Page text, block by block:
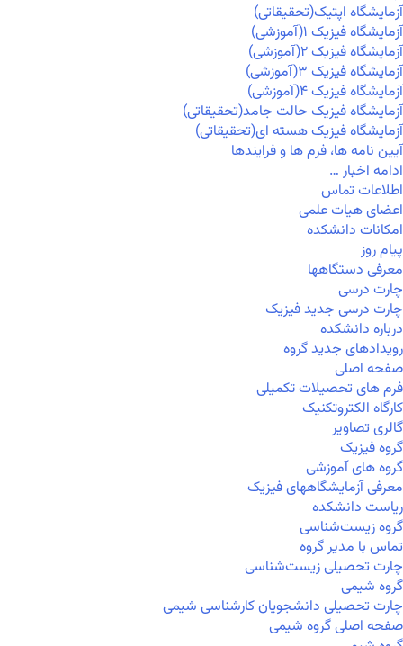
آزمایشگاه اپتیک(تحقیقاتی)
آزمایشگاه فیزیک ۱(آموزشی)
آزمایشگاه فیزیک ۲(آموزشی)
آزمایشگاه فیزیک ۳(آموزشی)
آزمایشگاه فیزیک ۴(آموزشی)
آزمایشگاه فیزیک حالت جامد(تحقیقاتی)
آزمایشگاه فیزیک هسته ای(تحقیقاتی)
آیین نامه ها، فرم ها و فرایندها
ادامه اخبار …
اطلاعات تماس
اعضای هیات علمی
امکانات دانشکده
پیام روز
معرفی دستگاهها
چارت درسی
چارت درسی جدید فیزیک
درباره دانشکده
رویدادهای جدید گروه
صفحه اصلی
فرم های تحصیلات تکمیلی
کارگاه الکتروتکنیک
گالری تصاویر
گروه فیزیک
گروه های آموزشی
معرفی آزمایشگاههای فیزیک
ریاست دانشکده
گروه زیست‌شناسی
تماس با مدیر گروه
چارت تحصیلی زیست‌شناسی
گروه شیمی
چارت تحصیلی دانشجویان کارشناسی شیمی
صفحه اصلی گروه شیمی